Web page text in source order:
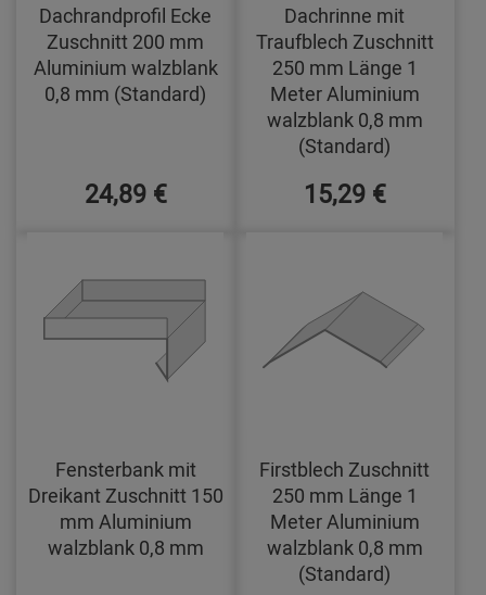
Dachrandprofil Ecke
Zuschnitt 200 mm
Aluminium walzblank
0,8 mm (Standard)
24,89 €
Dachrinne mit
Traufblech Zuschnitt
250 mm Länge 1
Meter Aluminium
walzblank 0,8 mm
(Standard)
15,29 €
Fensterbank mit
Dreikant Zuschnitt 150
mm Aluminium
walzblank 0,8 mm
Firstblech Zuschnitt
250 mm Länge 1
Meter Aluminium
walzblank 0,8 mm
(Standard)